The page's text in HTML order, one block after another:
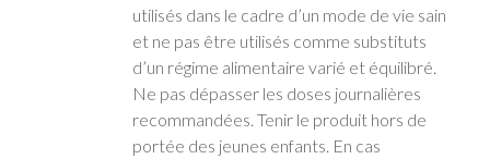
utilisés dans le cadre d’un mode de vie sain
et ne pas être utilisés comme substituts
d’un régime alimentaire varié et équilibré.
Ne pas dépasser les doses journalières
recommandées. Tenir le produit hors de
portée des jeunes enfants. En cas